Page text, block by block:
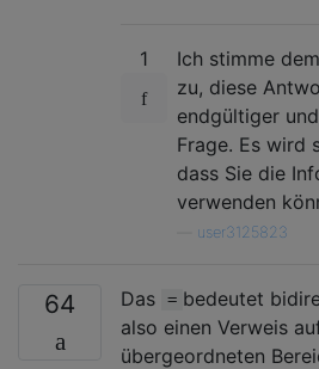
1
Ich stimme
zu, diese
endgültiger
Frage. Es wird
dass Sie die
verwenden
user3125823
64 Das = bedeutet
also einen Verweis
übergeordneten